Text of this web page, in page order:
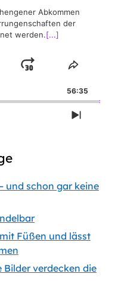
Abkommen
der
werden.[...]
Jump
Forward
Share
56:35
Next
und schon gar keine
Füßen und lässt
verdecken die